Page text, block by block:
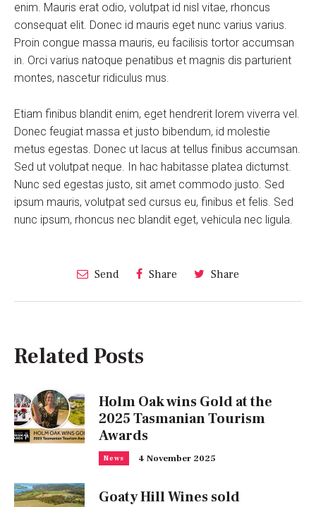
enim. Mauris erat odio, volutpat id nisl vitae, rhoncus
consequat elit. Donec id mauris eget nunc varius varius.
Proin congue massa mauris, eu facilisis tortor accumsan
in. Orci varius natoque penatibus et magnis dis parturient
montes, nascetur ridiculus mus.
Etiam finibus blandit enim, eget hendrerit lorem viverra vel.
Donec feugiat massa et justo bibendum, id molestie
metus egestas. Donec ut lacus at tellus finibus accumsan.
Sed ut volutpat neque. In hac habitasse platea dictumst.
Nunc sed egestas justo, sit amet commodo justo. Sed
ipsum mauris, volutpat sed cursus eu, finibus et felis. Sed
nunc ipsum, rhoncus nec blandit eget, vehicula nec ligula.
Send Share Share
Related Posts
Holm Oak wins Gold at the
2025 Tasmanian Tourism
Awards
News 4 November 2025
Goaty Hill Wines sold